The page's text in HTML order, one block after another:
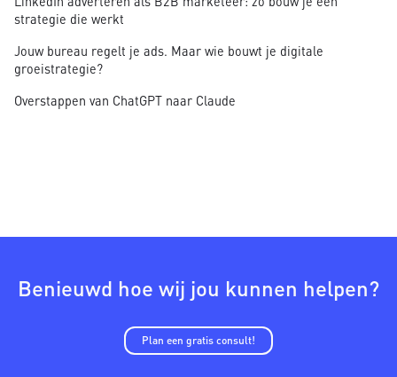
strategie die werkt
Jouw bureau regelt je ads. Maar wie bouwt je digitale
groeistrategie?
Overstappen van ChatGPT naar Claude
Benieuwd hoe wij jou kunnen helpen?
Plan een gratis consult!